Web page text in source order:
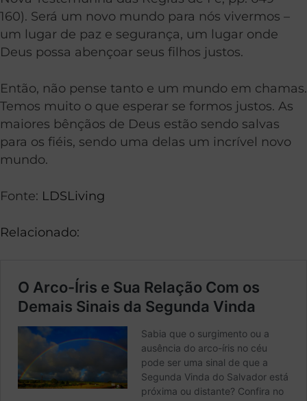
160). Será um novo mundo para nós vivermos –
um lugar de paz e segurança, um lugar onde
Deus possa abençoar seus filhos justos.
Então, não pense tanto e um mundo em chamas.
Temos muito o que esperar se formos justos. As
maiores bênçãos de Deus estão sendo salvas
para os fiéis, sendo uma delas um incrível novo
mundo.
Fonte: LDSLiving
Relacionado: